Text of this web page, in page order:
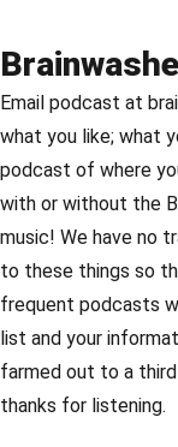
Email podcast at
what you like; what
podcast of where
with or without the
music! We have no
to these things so
frequent podcasts
list and your
farmed out to a
thanks for listening.